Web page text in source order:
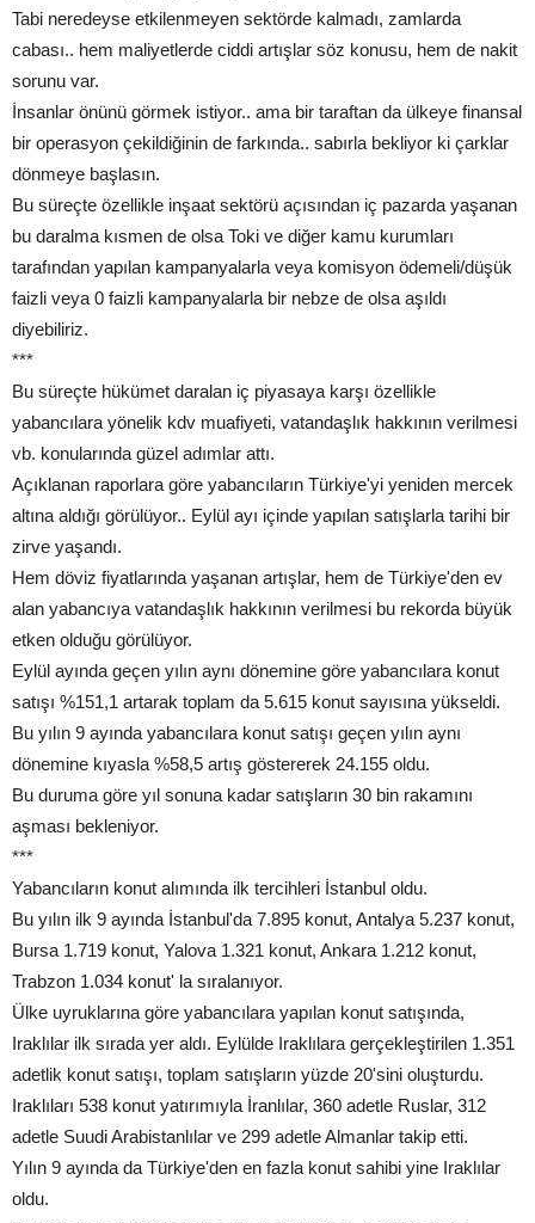
Tabi neredeyse etkilenmeyen sektörde kalmadı, zamlarda
cabası.. hem maliyetlerde ciddi artışlar söz konusu, hem de nakit
sorunu var.
İnsanlar önünü görmek istiyor.. ama bir taraftan da ülkeye finansal
bir operasyon çekildiğinin de farkında.. sabırla bekliyor ki çarklar
dönmeye başlasın.
Bu süreçte özellikle inşaat sektörü açısından iç pazarda yaşanan
bu daralma kısmen de olsa Toki ve diğer kamu kurumları
tarafından yapılan kampanyalarla veya komisyon ödemeli/düşük
faizli veya 0 faizli kampanyalarla bir nebze de olsa aşıldı
diyebiliriz.
***
Bu süreçte hükümet daralan iç piyasaya karşı özellikle
yabancılara yönelik kdv muafiyeti, vatandaşlık hakkının verilmesi
vb. konularında güzel adımlar attı.
Açıklanan raporlara göre yabancıların Türkiye'yi yeniden mercek
altına aldığı görülüyor.. Eylül ayı içinde yapılan satışlarla tarihi bir
zirve yaşandı.
Hem döviz fiyatlarında yaşanan artışlar, hem de Türkiye'den ev
alan yabancıya vatandaşlık hakkının verilmesi bu rekorda büyük
etken olduğu görülüyor.
Eylül ayında geçen yılın aynı dönemine göre yabancılara konut
satışı %151,1 artarak toplam da 5.615 konut sayısına yükseldi.
Bu yılın 9 ayında yabancılara konut satışı geçen yılın aynı
dönemine kıyasla %58,5 artış göstererek 24.155 oldu.
Bu duruma göre yıl sonuna kadar satışların 30 bin rakamını
aşması bekleniyor.
***
Yabancıların konut alımında ilk tercihleri İstanbul oldu.
Bu yılın ilk 9 ayında İstanbul'da 7.895 konut, Antalya 5.237 konut,
Bursa 1.719 konut, Yalova 1.321 konut, Ankara 1.212 konut,
Trabzon 1.034 konut' la sıralanıyor.
Ülke uyruklarına göre yabancılara yapılan konut satışında,
Iraklılar ilk sırada yer aldı. Eylülde Iraklılara gerçekleştirilen 1.351
adetlik konut satışı, toplam satışların yüzde 20'sini oluşturdu.
Iraklıları 538 konut yatırımıyla İranlılar, 360 adetle Ruslar, 312
adetle Suudi Arabistanlılar ve 299 adetle Almanlar takip etti.
Yılın 9 ayında da Türkiye'den en fazla konut sahibi yine Iraklılar
oldu.